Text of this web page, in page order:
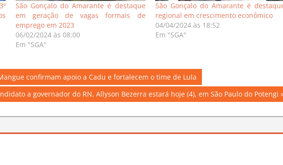
São Gonçalo do Amarante é destaque
em geração de vagas formais de
emprego em 2023
06/02/2024 às 08:00
São Gonçalo do Amarante é
regional em crescimento econômico
04/04/2024 às 18:52
confirmam apoio a Cadu e fortalecem o time de Lula
a governador do RN, Allyson Bezerra estará hoje (4), em São Paulo do Potengi